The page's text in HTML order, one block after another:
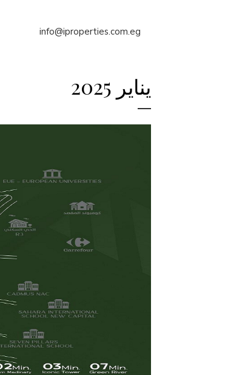
info@iproperties.com.eg
يناير 2025